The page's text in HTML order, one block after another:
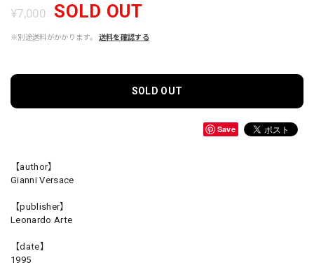
¥7,000 SOLD OUT
※別途送料がかかります。 送料を確認する
SOLD OUT
Save
【author】
Gianni Versace
【publisher】
Leonardo Arte
【date】
1995